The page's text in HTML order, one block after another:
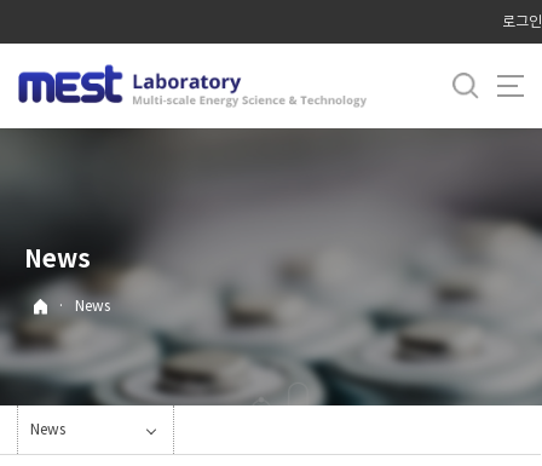
로
메
로그인
News
· News
News